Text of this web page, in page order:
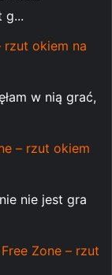
g...
rzut okiem na
w nią grać,
– rzut okiem
nie jest gra
Zone – rzut